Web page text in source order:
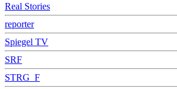
Real Stories
reporter
Spiegel TV
SRF
STRG_F